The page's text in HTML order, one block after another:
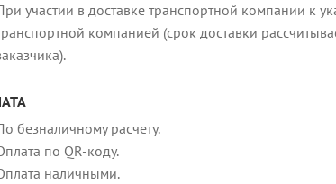
участии в доставке транспортной компании к
компанией (срок доставки
безналичному расчету.
по QR-коду.
наличными.